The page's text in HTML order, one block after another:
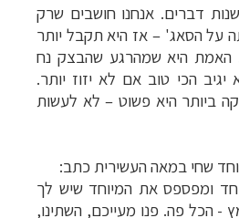
דברים. אנחנו חושבים שרק
על הסאג' – אז היא תקבל יותר
האמת היא שמהרגע שהבצק נח
הכי טוב אם לא יזוז יותר.
ביותר היא פשוט – לא לעשות
שחי במאה העשירית כתב:
ומפספס את המיוחד שיש לך
- הכל פה. פנו מעייכם, השתינו,